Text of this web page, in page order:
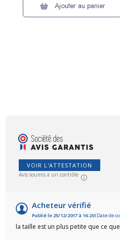
Ajouter au panier
VOIR L'ATTESTATION
Avis soumis à un contrôle
Acheteur vérifié
Publié le 25/12/2017 à 16:20(Date de
la taille est un plus petite que ce